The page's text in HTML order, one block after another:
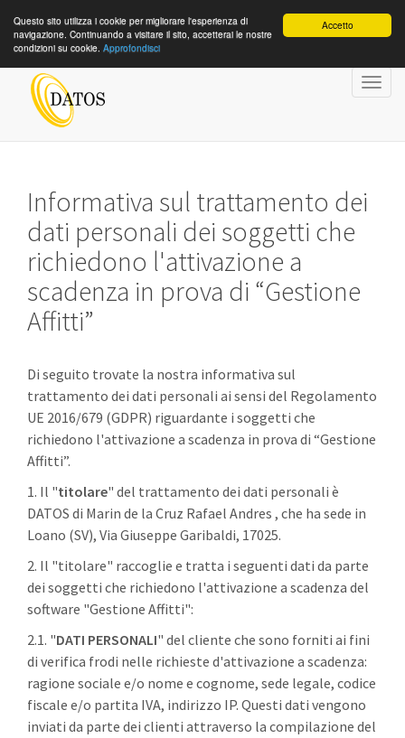
Accetto
Questo sito utilizza i cookie per migliorare l'esperienza di
navigazione. Continuando a visitare il sito, accetterai le nostre
condizioni su cookie. Approfondisci
Informativa sul trattamento dei
dati personali dei soggetti che
richiedono l'attivazione a
scadenza in prova di “Gestione
Affitti”
Di seguito trovate la nostra informativa sul
trattamento dei dati personali ai sensi del Regolamento
UE 2016/679 (GDPR) riguardante i soggetti che
richiedono l'attivazione a scadenza in prova di “Gestione
Affitti”.
1. Il "titolare" del trattamento dei dati personali è
DATOS di Marin de la Cruz Rafael Andres , che ha sede in
Loano (SV), Via Giuseppe Garibaldi, 17025.
2. Il "titolare" raccoglie e tratta i seguenti dati da parte
dei soggetti che richiedono l'attivazione a scadenza del
software "Gestione Affitti":
2.1. "DATI PERSONALI" del cliente che sono forniti ai fini
di verifica frodi nelle richieste d'attivazione a scadenza:
ragione sociale e/o nome e cognome, sede legale, codice
fiscale e/o partita IVA, indirizzo IP. Questi dati vengono
inviati da parte dei clienti attraverso la compilazione del